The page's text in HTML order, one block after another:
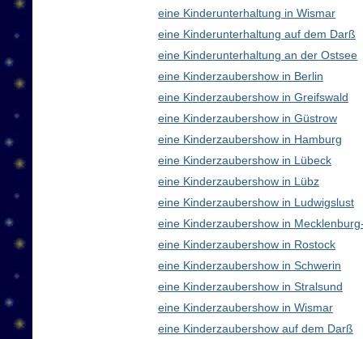
eine Kinderunterhaltung in Wismar
eine Kinderunterhaltung auf dem Darß
eine Kinderunterhaltung an der Ostsee
eine Kinderzaubershow in Berlin
eine Kinderzaubershow in Greifswald
eine Kinderzaubershow in Güstrow
eine Kinderzaubershow in Hamburg
eine Kinderzaubershow in Lübeck
eine Kinderzaubershow in Lübz
eine Kinderzaubershow in Ludwigslust
eine Kinderzaubershow in
eine Kinderzaubershow in Rostock
eine Kinderzaubershow in Schwerin
eine Kinderzaubershow in Stralsund
eine Kinderzaubershow in Wismar
eine Kinderzaubershow auf dem Darß